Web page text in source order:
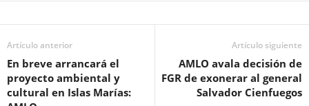
Artículo anterior
En breve arrancará el
proyecto ambiental y
cultural en Islas Marías:
Artículo siguiente
AMLO avala decisión de
FGR de exonerar al general
Salvador Cienfuegos